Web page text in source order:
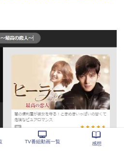
TV番組動画一覧 感想